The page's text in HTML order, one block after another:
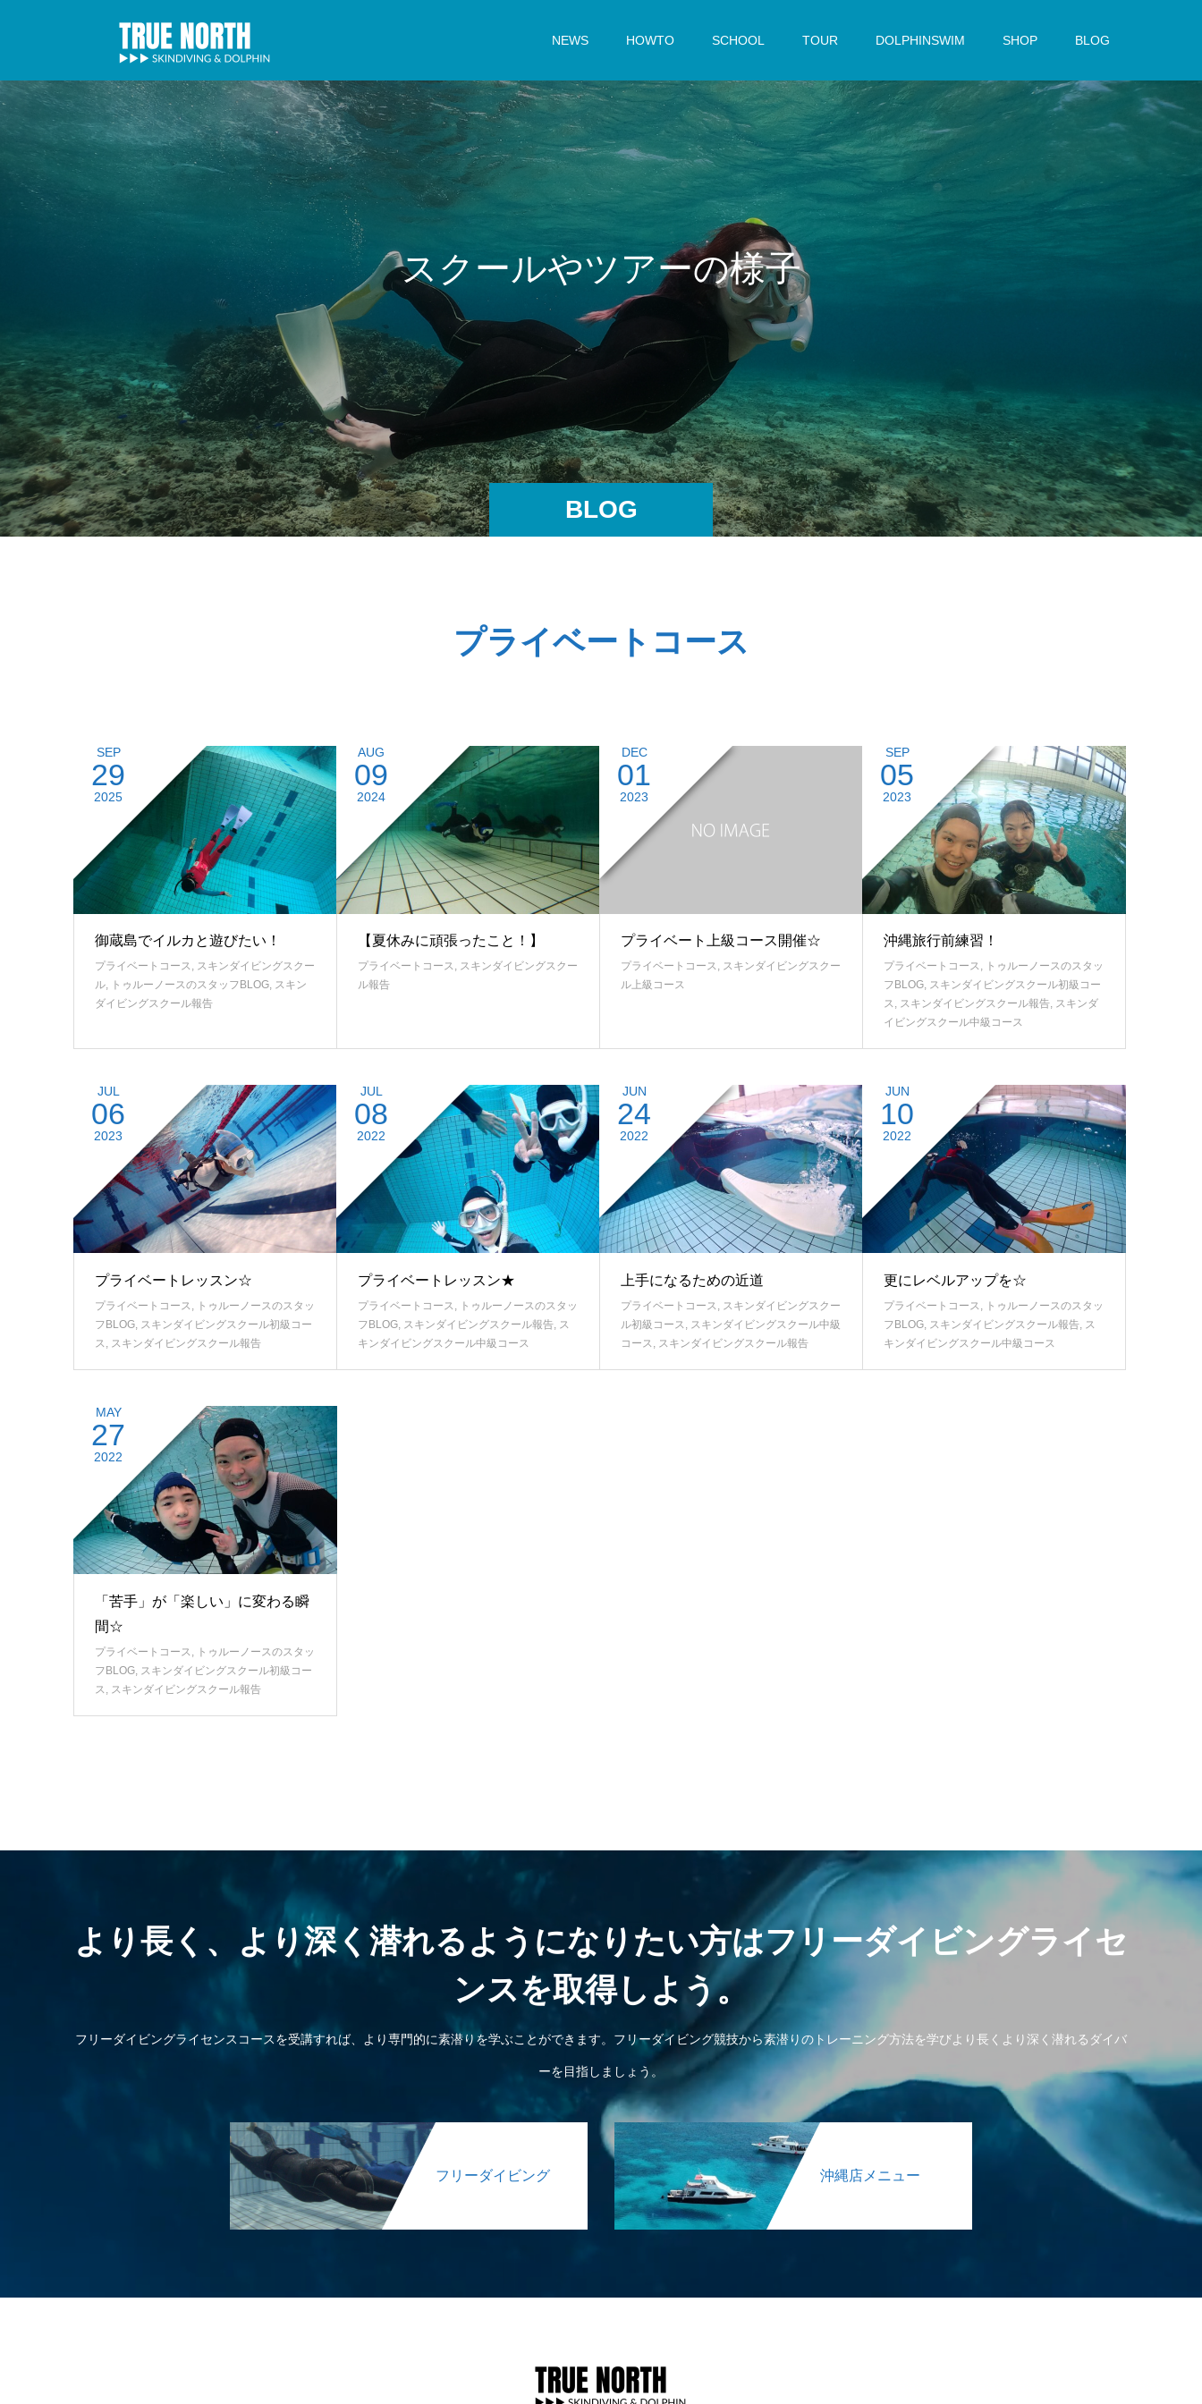
NEWS HOWTO SCHOOL TOUR DOLPHINSWIM SHOP BLOG
BLOG
ス ク ールやツアーの様子
プライベートコース
SEP
29
2025
御蔵島でイルカと遊びたい！
プライベートコース, スキンダイビングスクー
ル, トゥルーノースのスタッフBLOG, スキン
ダイビングスクール報告
AUG
09
2024
【夏休みに頑張ったこと！】
プライベートコース, スキンダイビングスクー
ル報告
DEC
01
2023
プライベート上級コース開催☆
プライベートコース, スキンダイビングスクー
ル上級コース
SEP
05
2023
沖縄旅行前練習！
プライベートコース, トゥルーノースのスタッ
フBLOG, スキンダイビングスクール初級コー
ス, スキンダイビングスクール報告, スキンダ
イビングスクール中級コース
JUL
06
2023
プライベートレッスン☆
プライベートコース, トゥルーノースのスタッ
フBLOG, スキンダイビングスクール初級コー
ス, スキンダイビングスクール報告
JUL
08
2022
プライベートレッスン★
プライベートコース, トゥルーノースのスタッ
フBLOG, スキンダイビングスクール報告, ス
キンダイビングスクール中級コース
JUN
24
2022
上手になるための近道
プライベートコース, スキンダイビングスクー
ル初級コース, スキンダイビングスクール中級
コース, スキンダイビングスクール報告
JUN
10
2022
更にレベルアップを☆
プライベートコース, トゥルーノースのスタッ
フBLOG, スキンダイビングスクール報告, ス
キンダイビングスクール中級コース
MAY
27
2022
「苦手」が「楽しい」に変わる瞬
間☆
プライベートコース
トゥルーノースのスタッ
フBLOG スキンダイビングスクール初級コー
ス
スキンダイビングスクール報告
より長く、より深く潜れるようになりたい方はフリーダイビングライセ
ンスを取得しよう。
フリーダイビングライセンスコースを受講すれば、より専門的に素潜りを学ぶことができます。フリーダイビング競技から素潜りのトレーニング方法を学びより長くより深く潜れるダイバ
ーを目指しましょう。
フリーダイビング 沖縄店メニュー